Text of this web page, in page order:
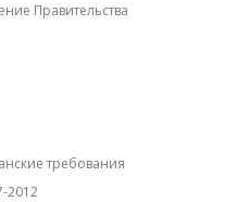
Правительства
требования
2012